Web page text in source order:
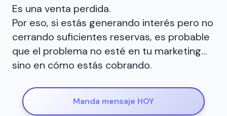
Es una venta perdida.
Por eso, si estás generando interés pero no
cerrando suficientes reservas, es probable
que el problema no esté en tu marketing…
sino en cómo estás cobrando.
Manda mensaje HOY